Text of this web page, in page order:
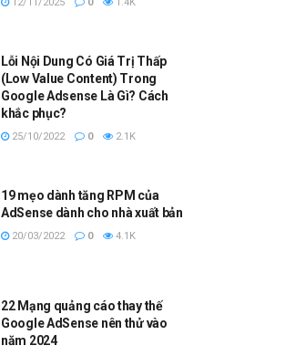
12/11/2025 0 1.4K
Lỗi Nội Dung Có Giá Trị Thấp
(Low Value Content) Trong
Google Adsense Là Gì? Cách
khắc phục?
25/10/2022 0 2.1K
19 mẹo dành tăng RPM của
AdSense dành cho nhà xuất bản
20/03/2022 0 4.1K
22 Mạng quảng cáo thay thế
Google AdSense nên thử vào
năm 2024